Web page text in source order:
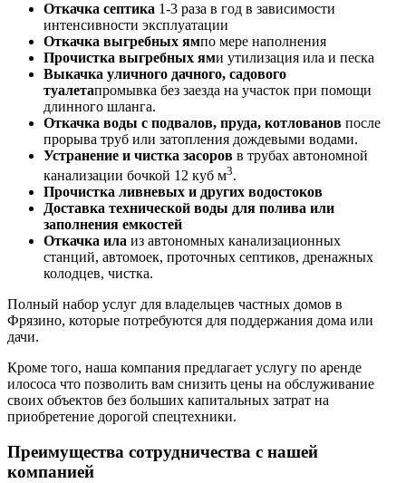
Откачка септика 1-3 раза в год в зависимости
интенсивности эксплуатации
Откачка выгребных ямпо мере наполнения
Прочистка выгребных ями утилизация ила и песка
Выкачка уличного дачного, садового
туалетапромывка без заезда на участок при помощи
длинного шланга.
Откачка воды с подвалов, пруда, котлованов после
прорыва труб или затопления дождевыми водами.
Устранение и чистка засоров в трубах автономной
канализации бочкой 12 куб м3.
Прочистка ливневых и других водостоков
Доставка технической воды для полива или
заполнения емкостей
Откачка ила из автономных канализационных
станций, автомоек, проточных септиков, дренажных
колодцев, чистка.
Полный набор услуг для владельцев частных домов в
Фрязино, которые потребуются для поддержания дома или
дачи.
Кроме того, наша компания предлагает услугу по аренде
илососа что позволить вам снизить цены на обслуживание
своих объектов без больших капитальных затрат на
приобретение дорогой спецтехники.
Преимущества сотрудничества с нашей
компанией